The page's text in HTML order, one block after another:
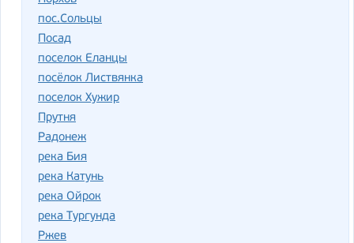
пос.Сольцы
Посад
поселок Еланцы
посёлок Листвянка
поселок Хужир
Прутня
Радонеж
река Бия
река Катунь
река Ойрок
река Тургунда
Ржев